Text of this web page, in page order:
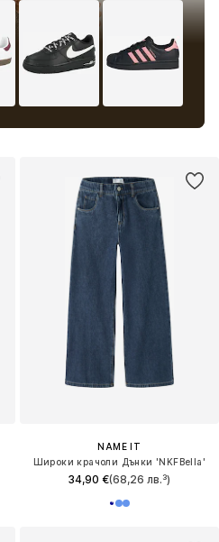
NAME IT
Широки крачоли Дънки 'NKFBella'
34,90 €(68,26 лв.³)